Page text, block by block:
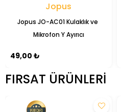
Jopus
Jopus JO-AC01 Kulaklık ve
Mikrofon Y Ayırıcı
49,00 ₺
FIRSAT ÜRÜNLERI